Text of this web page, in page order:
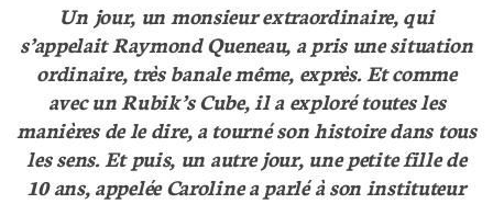
Un jour, un monsieur extraordinaire, qui
s’appelait Raymond Queneau, a pris une situation
ordinaire, très banale même, exprès. Et comme
avec un Rubik’s Cube, il a exploré toutes les
manières de le dire, a tourné son histoire dans tous
les sens. Et puis, un autre jour, une petite fille de
10 ans, appelée Caroline a parlé à son instituteur